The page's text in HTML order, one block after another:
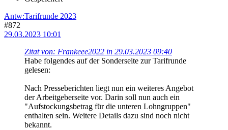
Antw:Tarifrunde 2023
#872
29.03.2023 10:01
Zitat von: Frankeee2022 in 29.03.2023 09:40
Habe folgendes auf der Sonderseite zur Tarifrunde
gelesen:
Nach Presseberichten liegt nun ein weiteres Angebot
der Arbeitgeberseite vor. Darin soll nun auch ein
"Aufstockungsbetrag für die unteren Lohngruppen"
enthalten sein. Weitere Details dazu sind noch nicht
bekannt.